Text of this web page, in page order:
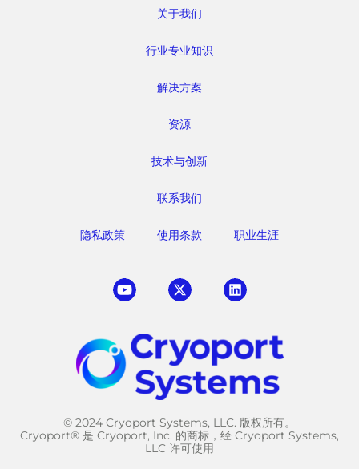
关于我们
行业专业知识
解决方案
资源
技术与创新
联系我们
隐私政策 使用条款 职业生涯
© 2024 Cryoport Systems, LLC. 版权所有。
Cryoport® 是 Cryoport, Inc. 的商标，经 Cryoport Systems,
LLC 许可使用